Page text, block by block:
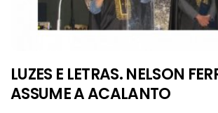
LUZES E LETRAS. NELSON
ASSUME A ACALANTO